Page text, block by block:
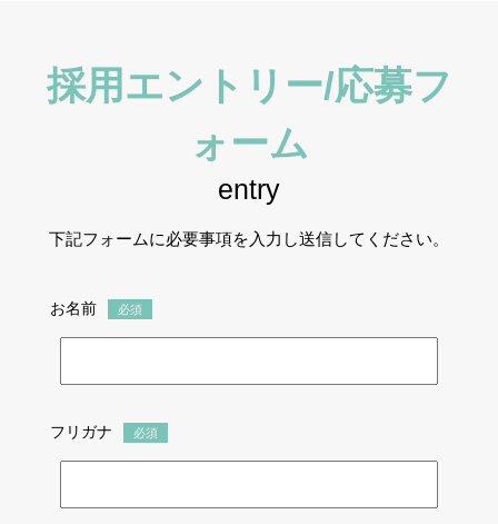
採用エントリー/応募フ
ォーム
entry
下記フォームに必要事項を入力し送信してください。
お名前 必須
フリガナ 必須